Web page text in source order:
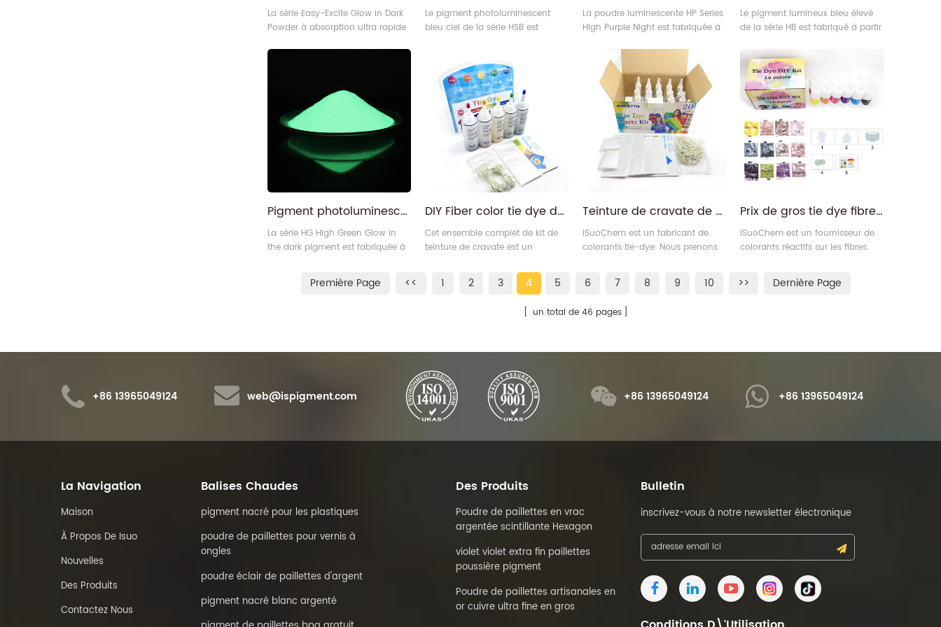
La série Easy-Excite Glow in Dark
Powder à absorption ultra rapide
environnements à éclairage
sous-marins et autres
environnements à faible niveau
d'éclairage .
Le pigment photoluminescent
bleu ciel de la série HSB est
l'apparence est une poudre
blanche claire tandis que la
couleur rougeoyante est bleu ciel.
La poudre luminescente HP Series
High Purple Night est fabriquée à
alcalino-terreux, et l'apparence
est une poudre blanche claire
tandis que l'effet luminescent est
Le pigment lumineux bleu élevé
de la série HB est fabriqué à partir
alcalino-terreux, et l'apparence
est jaune clair ou blanc clair
tandis que l'effet de lueur est
bleu-vert.
Pigment photoluminescent invisible de longue durée vert jaune dans le noir
La série HG High Green Glow in
the dark pigment est fabriquée à
alcalino-terreux, et l'apparence
est jaune clair, tandis que la
DIY Fiber color tie dye dye pour tissus vêtements chaussures chemises
Cet ensemble complet de kit de
teinture de cravate est un
également appelé tie-dye, poudre
de colorant de cravate, bandhu
Teinture de cravate de couleur de tissu de bricolage bandhnu plangi colorant de colorant de cravate réactif aux fibres avec des bouteilles à presser
iSuoChem est un fabricant de
colorants tie-dye. Nous prenons
cravate personnalisés avec logo
personnalisé, y compris la boîte
de couleur, la boîte en plastique,
le paquet de cartes Blister.
Prix ​​de gros tie dye fibre fabricant de colorants réactifs pour la teinture tie
iSuoChem est un fournisseur de
colorants réactifs sur les fibres.
teinture cravate personnalisé
avec un logo personnalisé, y
Première Page << 1 2 3 4 5 6 7 8 9 10 >> Dernière Page
un total de 46 pages
+86 13965049124 web@ispigment.com +86 13965049124 +86 13965049124
La Navigation
Maison
À Propos De Isuo
Nouvelles
Des Produits
Contactez Nous
Balises Chaudes
pigment nacré pour les plastiques
poudre de paillettes pour vernis à
ongles
poudre éclair de paillettes d'argent
pigment nacré blanc argenté
Des Produits
Poudre de paillettes en vrac
argentée scintillante Hexagon
violet violet extra fin paillettes
poussière pigment
Poudre de paillettes artisanales en
or cuivre ultra fine en gros
Bulletin
inscrivez-vous à notre newsletter électronique